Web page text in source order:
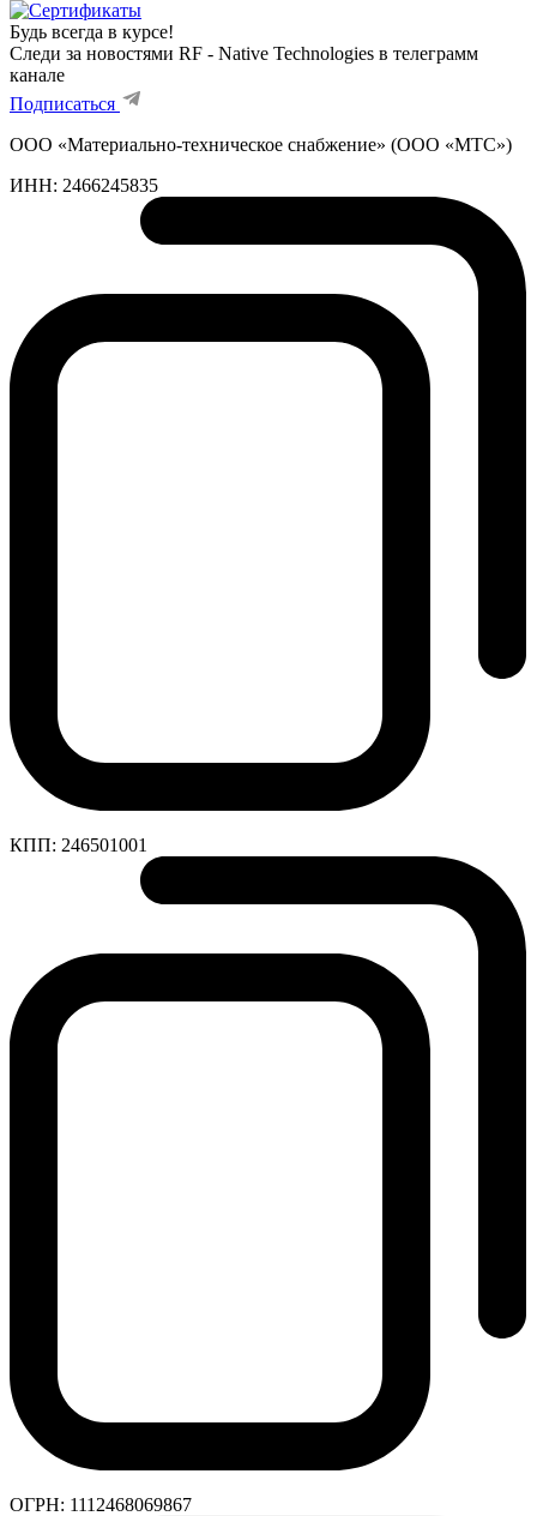
Будь всегда в курсе!
Следи за новостями RF - Native Technologies в телеграмм
канале
Подписаться
ООО «Материально-техническое снабжение» (ООО «МТС»)
ИНН: 2466245835
КПП: 246501001
ОГРН: 1112468069867